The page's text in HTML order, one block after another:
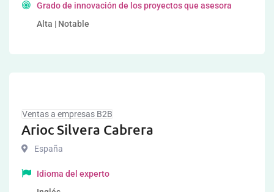
Grado de innovación de los proyectos que asesora
Alta | Notable
Ventas a empresas B2B
Arioc Silvera Cabrera
España
Idioma del experto